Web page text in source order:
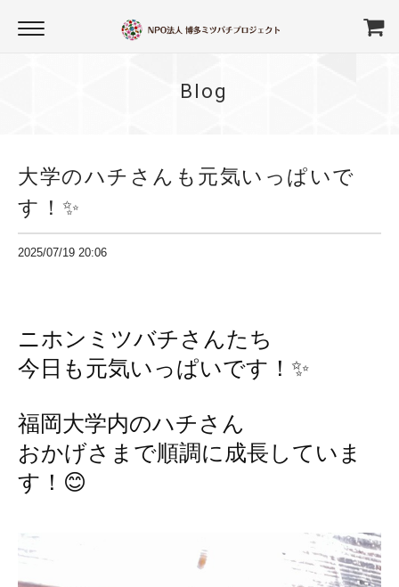
Blog
大学のハチさんも元気いっぱいで
す！✨
2025/07/19 20:06
ニホンミツバチさんたち
今日も元気いっぱいです！✨
福岡大学内のハチさん
おかげさまで順調に成長していま
す！😊